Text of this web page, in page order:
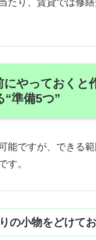
やっておくと
“準備5つ”
能ですが、できる
す。
の小物をどけてお